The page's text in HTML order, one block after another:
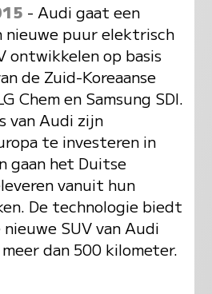
- Audi gaat een
puur elektrisch
ontwikkelen op basis
de Zuid-Koreaanse
Chem en Samsung SDI.
van Audi zijn
te investeren in
gaan het Duitse
vanuit hun
De technologie biedt
SUV van Audi
dan 500 kilometer.